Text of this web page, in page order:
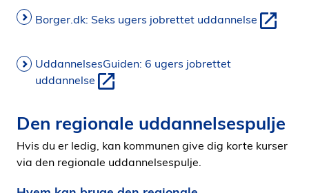
Borger.dk: Seks ugers jobrettet uddannelse
UddannelsesGuiden: 6 ugers jobrettet
uddannelse
Den regionale uddannelsespulje
Hvis du er ledig, kan kommunen give dig korte kurser
via den regionale uddannelsespulje.